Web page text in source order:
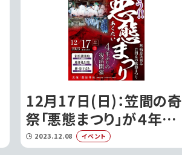
12月17日(日)：笠間の奇
祭「悪態まつり」が４年ぶ
りに復活開催！｜笠間市
2023.12.08 イベント